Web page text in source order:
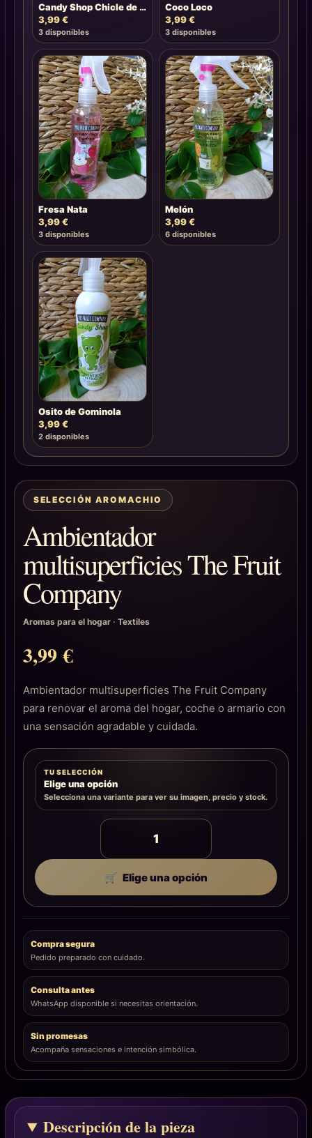
Candy Shop Chicle de Fresa
3,99€
3 disponibles
Coco Loco
3,99€
3 disponibles
Fresa Nata
3,99€
3 disponibles
Melón
3,99€
6 disponibles
Osito de Gominola
3,99€
2 disponibles
SELECCIÓN AROMACHIO
Ambientador
multisuperficies The Fruit
Company
Aromas para el hogar · Textiles
3,99€
Ambientador multisuperficies The Fruit Company
para renovar el aroma del hogar, coche o armario con
una sensación agradable y cuidada.
TU SELECCIÓN
Elige una opción
Selecciona una variante para ver su imagen, precio y stock.
Elige una opción
Compra segura
Pedido preparado con cuidado.
Consulta antes
WhatsApp disponible si necesitas orientación.
Sin promesas
Acompaña sensaciones e intención simbólica.
Descripción de la pieza